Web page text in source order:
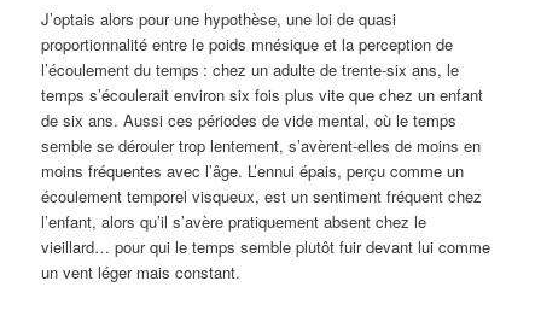
J’optais alors pour une hypothèse, une loi de quasi
proportionnalité entre le poids mnésique et la perception de
l’écoulement du temps : chez un adulte de trente-six ans, le
temps s’écoulerait environ six fois plus vite que chez un enfant
de six ans. Aussi ces périodes de vide mental, où le temps
semble se dérouler trop lentement, s’avèrent-elles de moins en
moins fréquentes avec l’âge. L’ennui épais, perçu comme un
écoulement temporel visqueux, est un sentiment fréquent chez
l’enfant, alors qu’il s’avère pratiquement absent chez le
vieillard… pour qui le temps semble plutôt fuir devant lui comme
un vent léger mais constant.